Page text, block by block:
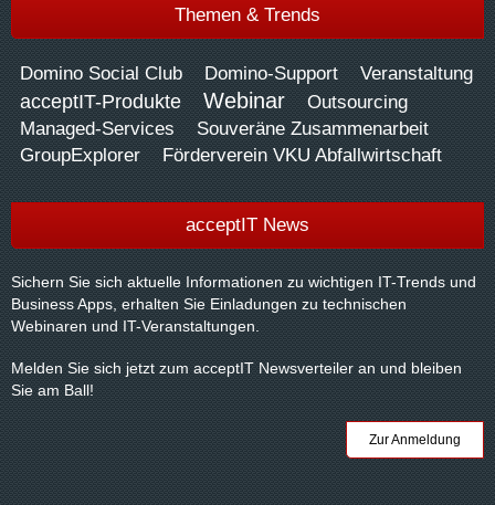
Themen & Trends
Domino Social Club Domino-Support Veranstaltung
acceptIT-Produkte Webinar
Outsourcing
Managed-Services
Souveräne Zusammenarbeit
GroupExplorer
Förderverein VKU Abfallwirtschaft
acceptIT News
Sichern Sie sich aktuelle Informationen zu wichtigen IT-Trends und
Business Apps, erhalten Sie Einladungen zu technischen
Webinaren und IT-Veranstaltungen.
Melden Sie sich jetzt zum acceptIT Newsverteiler an und bleiben
Sie am Ball!
Zur Anmeldung